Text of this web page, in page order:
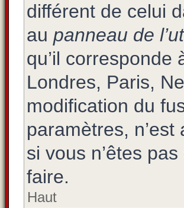
différent de celui
au panneau de
qu’il
Londres, Paris,
modification du
paramètres,
si vous n’êtes
faire.
Haut